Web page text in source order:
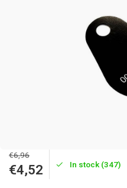
€6,96
€4,52 In stock (347)